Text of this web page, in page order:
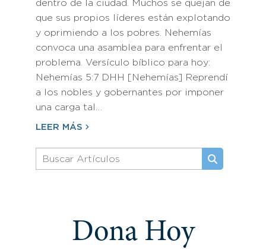
dentro de la ciudad. Muchos se quejan de
que sus propios líderes están explotando
y oprimiendo a los pobres. Nehemías
convoca una asamblea para enfrentar el
problema. Versículo bíblico para hoy:
Nehemías 5:7 DHH [Nehemías] Reprendí
a los nobles y gobernantes por imponer
una carga tal…
LEER MÁS
Dona Hoy